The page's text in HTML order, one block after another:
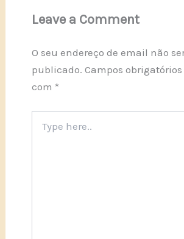
Leave a Comment
O seu endereço de email não
publicado. Campos
com *
here..